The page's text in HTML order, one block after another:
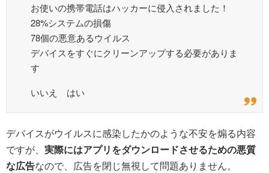
お使いの携帯電話はハッカーに侵入されました！
28%システムの損傷
78個の悪意あるウイルス
デバイスをすぐにクリーンアップする必要がありま
す
いいえ はい
デバイスがウイルスに感染したかのような不安を煽る内容
ですが、 実際にはアプリをダウンロードさせるための悪質
な広告なので、広告を閉じ無視して問題ありません。